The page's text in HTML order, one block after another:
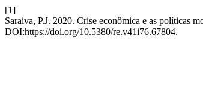
[1]
Saraiva, P.J. 2020. Crise econômica e as políticas
DOI:https://doi.org/10.5380/re.v41i76.67804.